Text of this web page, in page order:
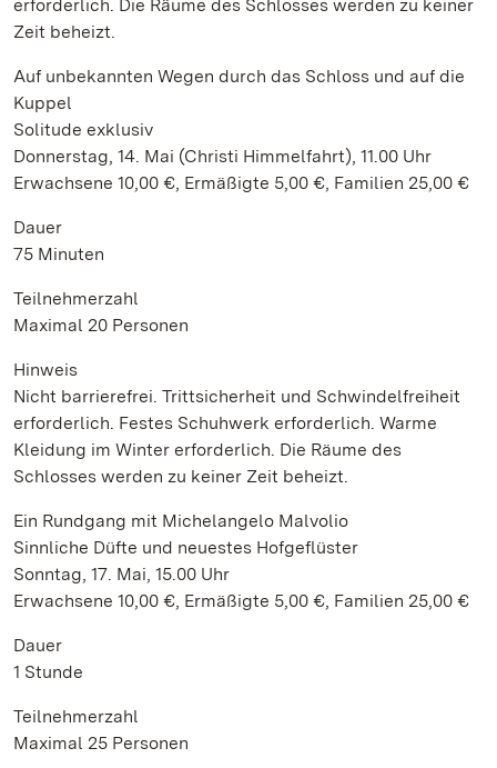
erforderlich. Die Räume des Schlosses werden zu keiner
Zeit beheizt.
Auf unbekannten Wegen durch das Schloss und auf die
Kuppel
Solitude exklusiv
Donnerstag, 14. Mai (Christi Himmelfahrt), 11.00 Uhr
Erwachsene 10,00 €, Ermäßigte 5,00 €, Familien 25,00 €
Dauer
75 Minuten
Teilnehmerzahl
Maximal 20 Personen
Hinweis
Nicht barrierefrei. Trittsicherheit und Schwindelfreiheit
erforderlich. Festes Schuhwerk erforderlich. Warme
Kleidung im Winter erforderlich. Die Räume des
Schlosses werden zu keiner Zeit beheizt.
Ein Rundgang mit Michelangelo Malvolio
Sinnliche Düfte und neuestes Hofgeflüster
Sonntag, 17. Mai, 15.00 Uhr
Erwachsene 10,00 €, Ermäßigte 5,00 €, Familien 25,00 €
Dauer
1 Stunde
Teilnehmerzahl
Maximal 25 Personen